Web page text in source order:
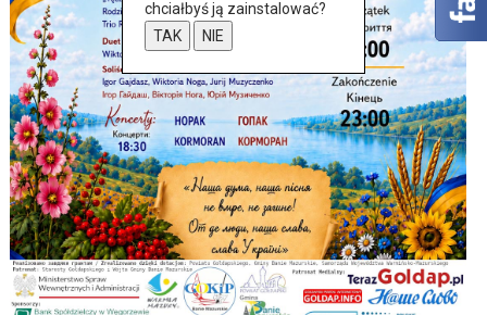
chciałbyś ją zainstalować?
TAK
NIE